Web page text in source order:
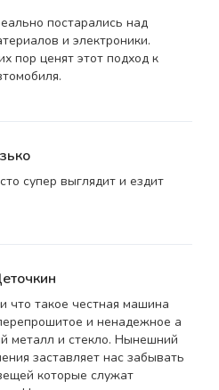
постарались над
и электроники.
пор ценят этот подход к
супер выглядит и ездит
что такое честная машина
и ненадежное а
металл и стекло. Нынешний
заставляет нас забывать
которые служат